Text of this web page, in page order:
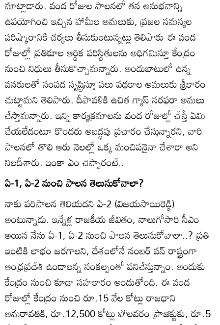
మాట్లాడారు. వంద రోజుల పాలనలో తన అనుభవాన్ని
ఉపయోగించి ఇచ్చిన హామీల అమలుకు, ప్రజల సమస్యల
పరిష్కారానికి చర్యలు తీసుకుంటున్నట్లు తెలిపారు ఈ వంద
రోజుల్లో ప్రతికూల ఆర్థిక పరిస్థితులను అధిగమిస్తూ కేంద్రం
నుంచి నిధులు తీసుకొచ్చామన్నారు. అందుబాటులో ఉన్న
వనరులతో సంపద సృష్టిస్తూ పలు పథకాల అమలుకు శ్రీకారం
చుట్టామని తెలిపారు. దీపావళికి ఉచిత గ్యాస్‌ సరఫరా అమలు
చేస్తామన్నారు. ఇన్ని కార్యక్రమాలను వంద రోజుల్లో చేస్తే ఏమి
చేయలేదంటూ కొందరు అబద్ధపు ప్రచారం చేస్తున్నారని, వారి
పాలనలో తొలి ఆరు నెలల్లో ఒక్క మంచిపనైనా చేశారా అని
నిలదీశారు. ఇంకా ఏం చెప్పారంటే..
ఏ-1, ఏ-2 నుంచి పాలన తెలుసుకోవాలా?
నాకు పరిపాలన తెలియదని ఏ-2 (విజయసాయిరెడ్డి)
అంటున్నాడు. ఇన్నేళ్ల రాజకీయ జీవితం, నాలుగోసారి సీఎం
అయిన నేను ఏ-1, ఏ-2 నుంచి పాలన తెలుసుకోవాలా..? ప్రతి
ఇంటికి లాభం జరగాలని, దేశంలోనే నంబర్‌ వన్‌ రాష్ట్రంగా
ఆంధ్రప్రదేశ్‌ ఉండాలన్న సంకల్పంతో పనిచేస్తున్నాం. అందుకు
కేంద్రం నుంచి కూడా సహకారం అందుతోంది. ఈ వంద
రోజుల్లో కేంద్రం నుంచి రూ.15 వేల కోట్లు రాజధాని
అమరావతికి, రూ.12,500 కోట్లు పోలవరం ప్రాజెక్టుకు, రూ.5